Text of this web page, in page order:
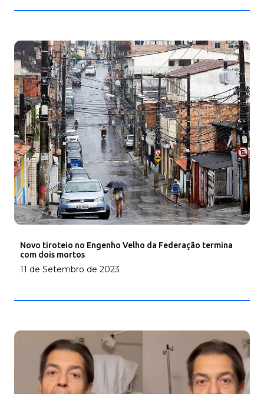
Novo tiroteio no Engenho Velho da Federação termina
com dois mortos
11 de Setembro de 2023